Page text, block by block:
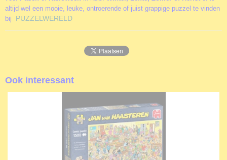
altijd wel een mooie, leuke, ontroerende of juist grappige puzzel te vinden
bij PUZZELWERELD
Ook interessant